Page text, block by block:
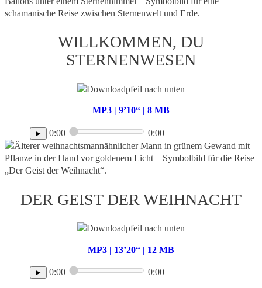
WILLKOMMEN, DU
STERNENWESEN
MP3 | 9’10“ | 8 MB
► 0:00 0:00
DER GEIST DER WEIHNACHT
MP3 | 13’20“ | 12 MB
► 0:00 0:00